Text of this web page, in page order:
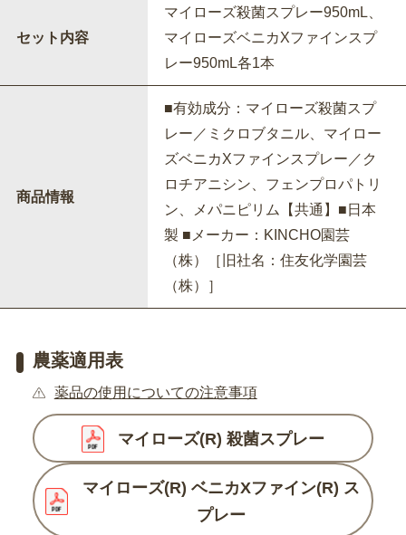
セット内容
マイローズ殺菌スプレー950mL、
マイローズベニカXファインスプ
レー950mL各1本
商品情報
■有効成分：マイローズ殺菌スプ
レー／ミクロブタニル、マイロー
ズベニカXファインスプレー／ク
ロチアニシン、フェンプロパトリ
ン、メパニピリム【共通】■日本
製 ■メーカー：KINCHO園芸
（株）［旧社名：住友化学園芸
（株）］
農薬適用表
薬品の使用についての注意事項
マイローズ(R) 殺菌スプレー
マイローズ(R) ベニカXファイン(R) ス
プレー